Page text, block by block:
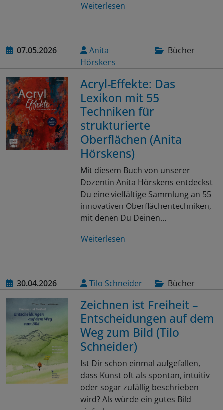
Weiterlesen
07.05.2026
Anita
Hörskens
Bücher
Acryl-Effekte: Das
Lexikon mit 55
Techniken für
strukturierte
Oberflächen (Anita
Hörskens)
Mit diesem Buch von unserer
Dozentin Anita Hörskens entdeckst
Du eine vielfältige Sammlung an 55
innovativen Oberflächentechniken,
mit denen Du Deinen…
Weiterlesen
30.04.2026 Tilo Schneider Bücher
Zeichnen ist Freiheit –
Entscheidungen auf dem
Weg zum Bild (Tilo
Schneider)
Ist Dir schon einmal aufgefallen,
dass Kunst oft als spontan, intuitiv
oder sogar zufällig beschrieben
wird? Als würde ein gutes Bild